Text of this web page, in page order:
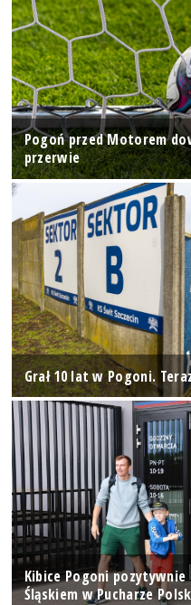
Pogoń przed Motorem
przerwie
Grał 10 lat w Pogoni.
Kibice Pogoni
Śląskiem w Pucharze